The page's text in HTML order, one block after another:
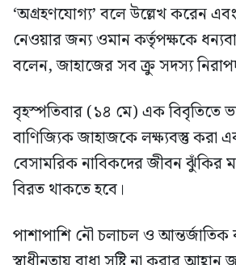
‘অগ্রহণযোগ্য’ বলে উল্লেখ করেন
নেওয়ার জন্য ওমান কর্তৃপক্ষকে
বলেন, জাহাজের সব ক্রু সদস্য
বৃহস্পতিবার (১৪ মে) এক বিবৃতিতে
বাণিজ্যিক জাহাজকে লক্ষ্যবস্তু করা
বেসামরিক নাবিকদের জীবন ঝুঁকির
বিরত থাকতে হবে।
পাশাপাশি নৌ চলাচল ও আন্তর্জাতিক